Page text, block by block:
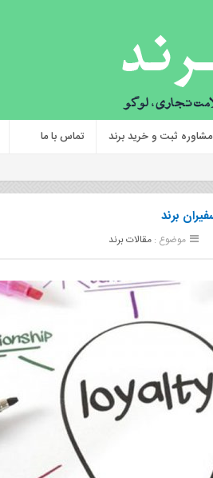
مشاوره ثبت و خرید برند تماس با ما
موضوع : مقالات برند